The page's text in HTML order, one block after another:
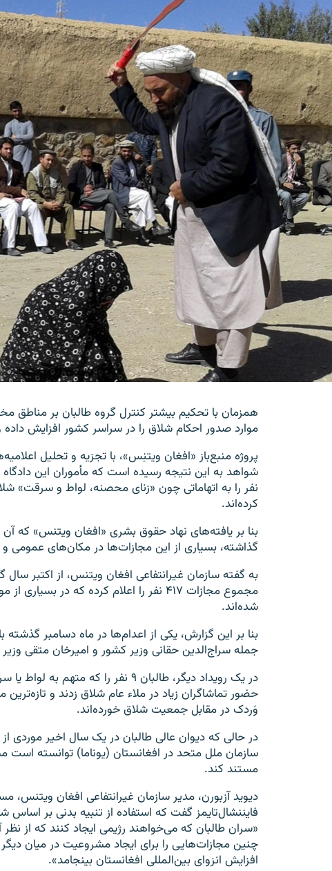
همزمان با تحکیم بیشتر کنترل گروه طالبان بر مناطق
موارد صدور احکام شلاق را در سراسر کشور افزایش
پروژه منبع‌باز «افغان ویتنِس»، با تجزیه و تحلیل
نفر را به اتهاماتی چون «زنای محصنه، لواط و سرقت»
کرده‌اند.
بنا بر یافته‌های نهاد حقوق بشری «افغان ویتنس» که آن
گذاشته، بسیاری از این مجازات‌ها در مکان‌های عمومی
به گفته سازمان غیرانتفاعی افغان ویتنس، از اکتبر سال
مجموع مجازات ۴۱۷ نفر را اعلام کرده که در
شده‌اند.
بنا بر این گزارش، یکی از اعدام‌ها در ماه دسامبر گذشته
جمله سراج‌الدین حقانی وزیر کشور و امیرخان متقی وزیر
در یک رویداد دیگر، طالبان ۹ نفر را
حضور تماشاگران زیاد در ملاء عام شلاق زدند و
وَردک در مقابل جمعیت شلاق خورده‌اند.
در حالی که دیوان عالی طالبان در یک سال اخیر موردی
سازمان ملل متحد در افغانستان (یوناما) توانسته است
مستند کند.
دیوید آزبورن، مدیر سازمان غیرانتفاعی افغان ویتنس،
فایننشال‌تایمز گفت که استفاده از تنبیه بدنی بر
«سران طالبان که می‌خواهند رژیمی ایجاد کنند که از
چنین مجازات‌هایی را برای ایجاد مشروعیت در میان
افزایش انزوای بین‌المللی افغانستان بینجامد».